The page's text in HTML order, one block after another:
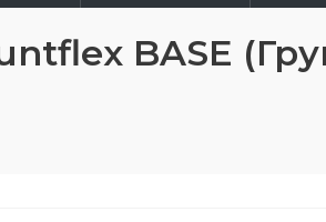
BASE